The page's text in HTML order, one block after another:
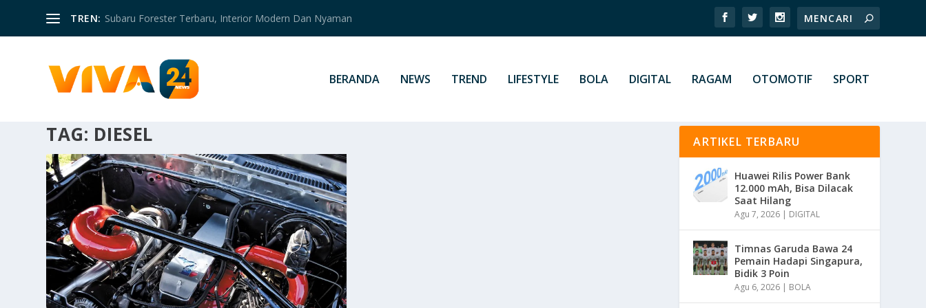
TREN: Subaru Forester Terbaru, Interior Modern Dan Nyaman
BERANDA NEWS TREND LIFESTYLE BOLA DIGITAL RAGAM OTOMOTIF SPORT
TAG: DIESEL ARTIKEL TERBARU
Huawei Rilis Power Bank
12.000 mAh, Bisa Dilacak
Saat Hilang
Agu 7, 2026 | DIGITAL
Timnas Garuda Bawa 24
Pemain Hadapi Singapura,
Bidik 3 Poin
Agu 6, 2026 | BOLA